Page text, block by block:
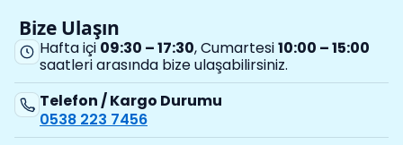
Bize Ulaşın
Hafta içi 09:30 – 17:30, Cumartesi10:00 – 15:00
saatleri arasında bize ulaşabilirsiniz.
Telefon / Kargo Durumu
0538 223 7456